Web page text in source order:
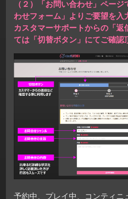
（２）「お問い合わせ」ペー
わせフォーム」よりご要望を入
カスタマーサポートからの「返
ては「切替ボタン」にてご確認
予約中、プレイ中、コンティニ